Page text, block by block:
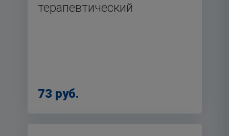
терапевтический
73 руб.